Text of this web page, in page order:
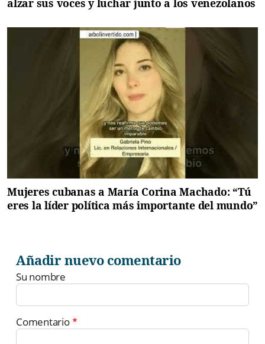
alzar sus voces y luchar junto a los venezolanos
Mujeres cubanas a María Corina Machado: “Tú
eres la líder política más importante del mundo”
Añadir nuevo comentario
Su nombre
Comentario